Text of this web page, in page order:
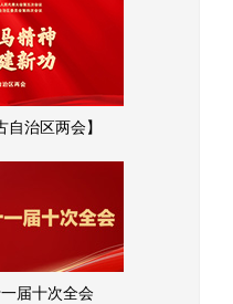
自治区两会】
届十次全会